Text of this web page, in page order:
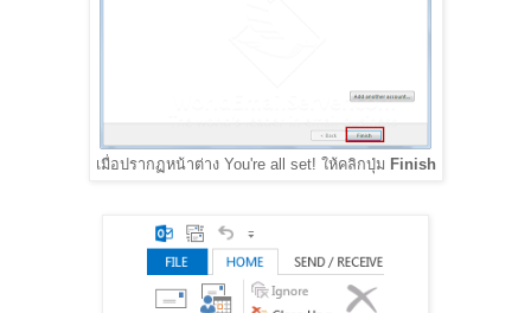
เมื่อปรากฏหน้าต่าง You're all set! ให้คลิกปุ่ม Finish